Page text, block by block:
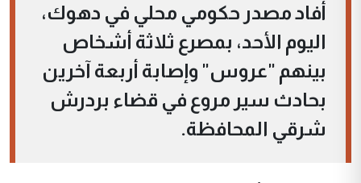
أفاد مصدر حكومي محلي في دهوك،
اليوم الأحد، بمصرع ثلاثة أشخاص
بينهم "عروس" وإصابة أربعة آخرين
بحادث سير مروع في قضاء بردرش
شرقي المحافظة.